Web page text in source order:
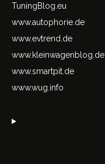
TuningBlog.eu
www.autophorie.de
www.evtrend.de
www.kleinwagenblog.de
www.smartpit.de
www.wug.info